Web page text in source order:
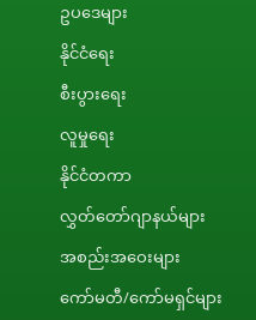
ဥပဒေများ
နိုင်ငံရေး
စီးပွားရေး
လူမှုရေး
နိုင်ငံတကာ
လွှတ်တော်ဂျာနယ်များ
အစည်းအဝေးများ
ကော်မတီ/ကော်မရှင်များ